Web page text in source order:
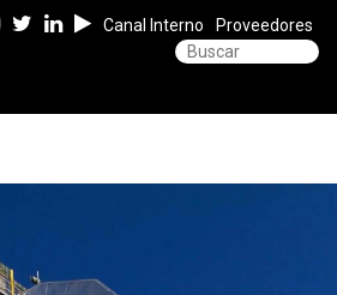
Canal Interno Proveedores